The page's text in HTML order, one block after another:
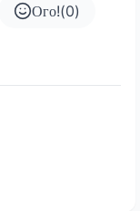
Ого!(0)